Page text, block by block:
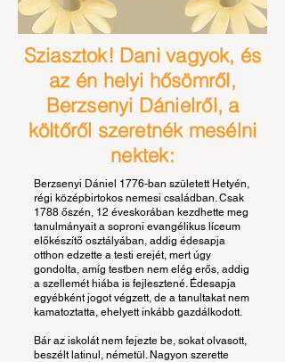
Sziasztok! Dani vagyok, és
az én helyi hősömről,
Berzsenyi Dánielről, a
költőről szeretnék mesélni
nektek:
Berzsenyi Dániel 1776-ban született Hetyén,
régi középbirtokos nemesi családban. Csak
1788 őszén, 12 éveskorában kezdhette meg
tanulmányait a soproni evangélikus líceum
előkészítő osztályában, addig édesapja
otthon edzette a testi erejét, mert úgy
gondolta, amíg testben nem elég erős, addig
a szellemét hiába is fejlesztené. Édesapja
egyébként jogot végzett, de a tanultakat nem
kamatoztatta, ehelyett inkább gazdálkodott.
Bár az iskolát nem fejezte be, sokat olvasott,
beszélt latinul, németül. Nagyon szerette